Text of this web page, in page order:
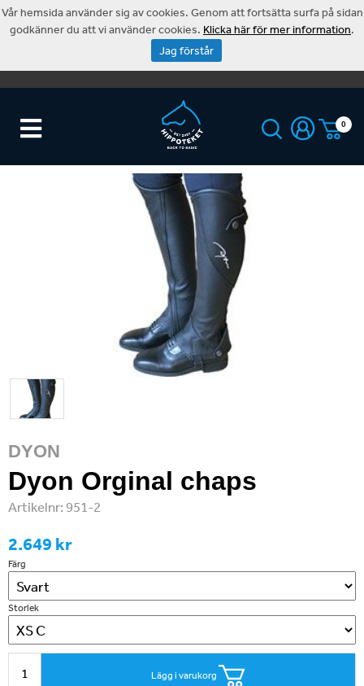
0
DYON
Dyon Orginal chaps
Artikelnr: 951-2
2.649 kr
Färg
Storlek
Lägg i varukorg
Vår hemsida använder sig av cookies. Genom att fortsätta surfa på sidan
godkänner du att vi använder cookies. Klicka här för mer information.
Jag förstår